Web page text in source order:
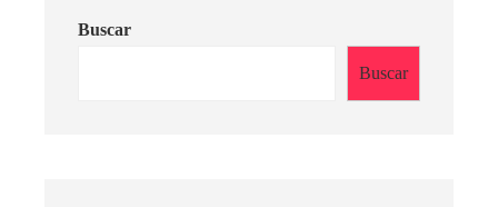
Buscar
Buscar